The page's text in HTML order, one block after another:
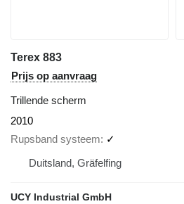
Terex 883
Prijs op aanvraag
Trillende scherm
2010
Rupsband systeem
✓
Duitsland, Gräfelfing
UCY Industrial GmbH